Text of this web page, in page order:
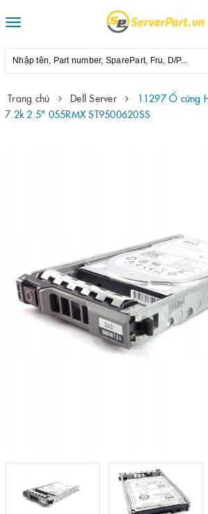
Toggle
Trang chủ Dell Server
11297 Ổ cứng
7.2k 2.5" 055RMX ST9500620SS